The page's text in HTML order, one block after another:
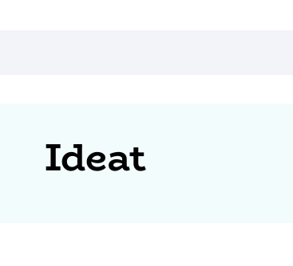
Ideat